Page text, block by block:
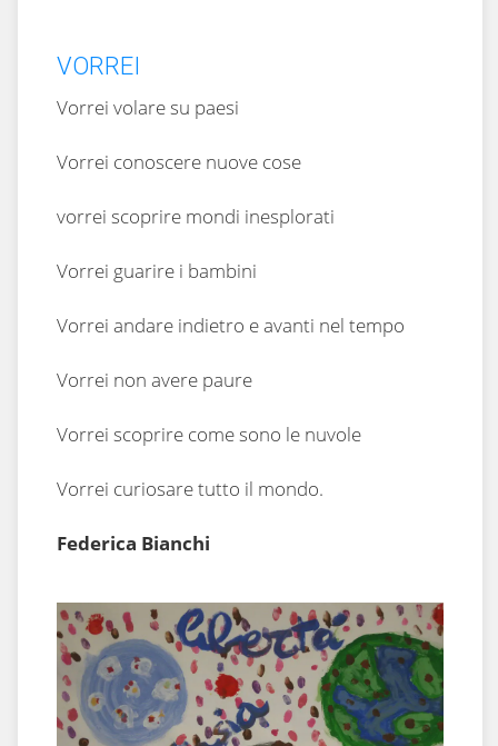
VORREI
Vorrei volare su paesi
Vorrei conoscere nuove cose
vorrei scoprire mondi inesplorati
Vorrei guarire i bambini
Vorrei andare indietro e avanti nel tempo
Vorrei non avere paure
Vorrei scoprire come sono le nuvole
Vorrei curiosare tutto il mondo.
Federica Bianchi